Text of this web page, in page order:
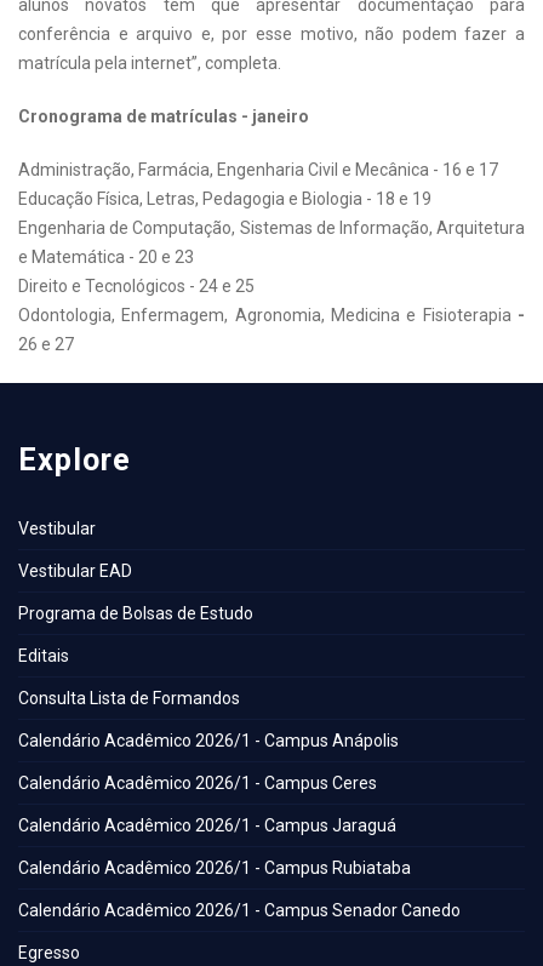
alunos novatos têm que apresentar documentação para
conferência e arquivo e, por esse motivo, não podem fazer a
matrícula pela internet”, completa.
Cronograma de matrículas - janeiro
Administração, Farmácia, Engenharia Civil e Mecânica - 16 e 17
Educação Física, Letras, Pedagogia e Biologia - 18 e 19
Engenharia de Computação, Sistemas de Informação, Arquitetura
e Matemática - 20 e 23
Direito e Tecnológicos - 24 e 25
Odontologia, Enfermagem, Agronomia, Medicina e Fisioterapia -
26 e 27
Explore
Vestibular
Vestibular EAD
Programa de Bolsas de Estudo
Editais
Consulta Lista de Formandos
Calendário Acadêmico 2026/1 - Campus Anápolis
Calendário Acadêmico 2026/1 - Campus Ceres
Calendário Acadêmico 2026/1 - Campus Jaraguá
Calendário Acadêmico 2026/1 - Campus Rubiataba
Calendário Acadêmico 2026/1 - Campus Senador Canedo
Egresso